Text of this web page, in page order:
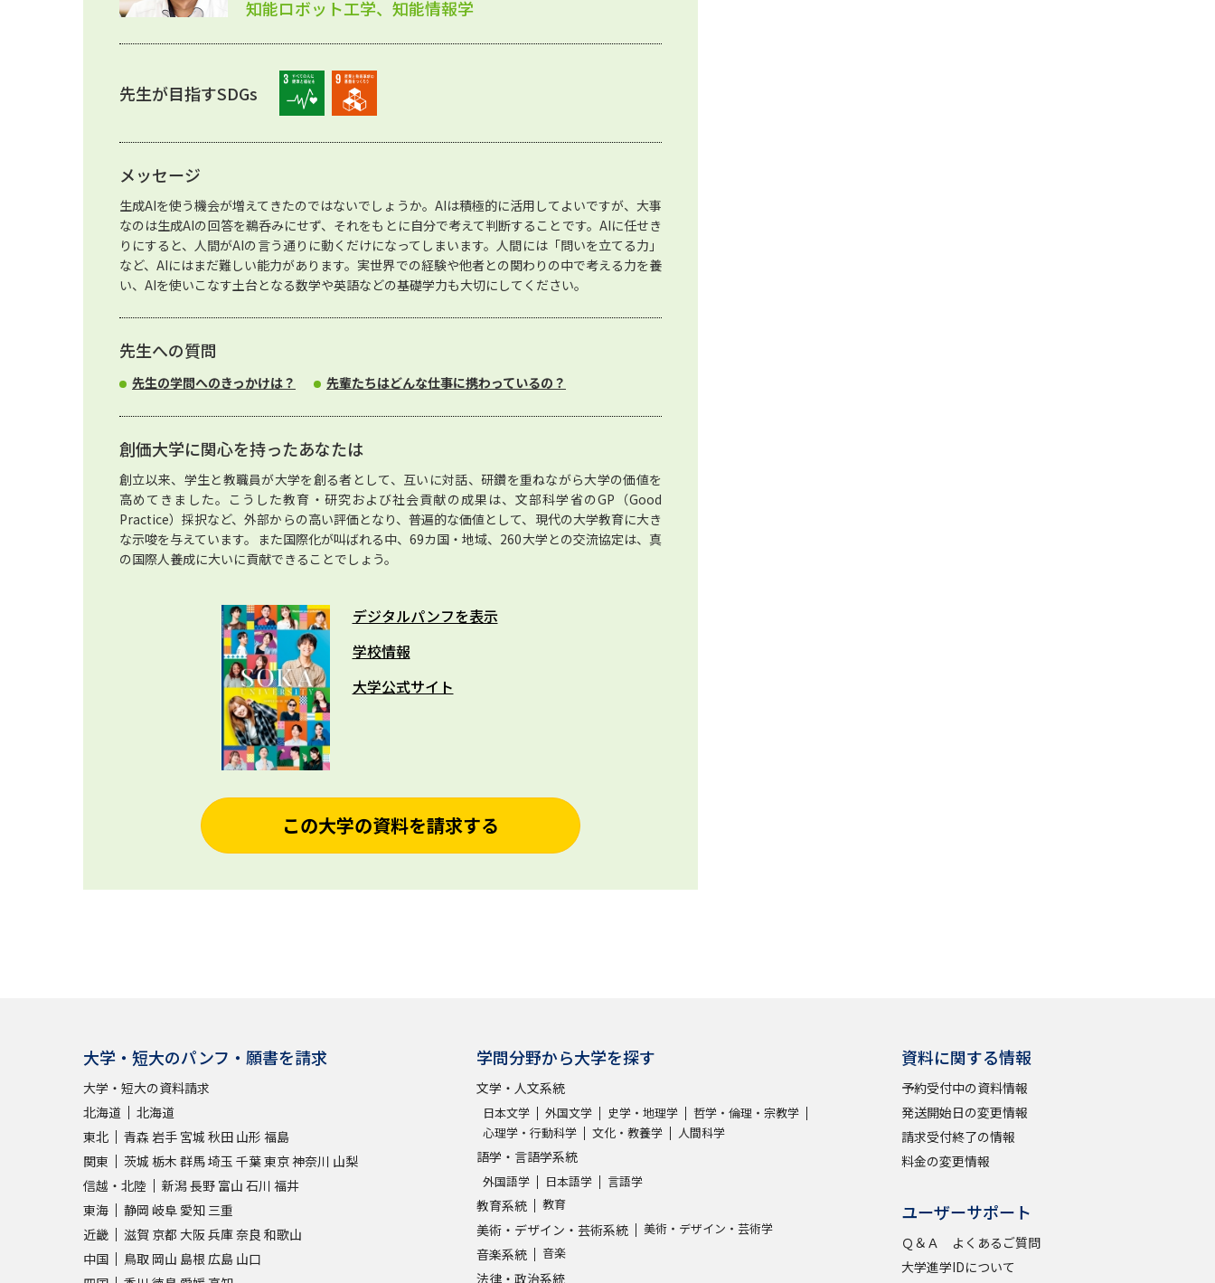
知能ロボット工学、知能情報学
先生が目指すSDGs
メッセージ
生成AIを使う機会が増えてきたのではないでしょうか。AIは積極的に活用してよいですが、大事
なのは生成AIの回答を鵜呑みにせず、それをもとに自分で考えて判断することです。AIに任せき
りにすると、人間がAIの言う通りに動くだけになってしまいます。人間には「問いを立てる力」
など、AIにはまだ難しい能力があります。実世界での経験や他者との関わりの中で考える力を養
い、AIを使いこなす土台となる数学や英語などの基礎学力も大切にしてください。
先生への質問
先生の学問へのきっかけは？ 先輩たちはどんな仕事に携わっているの？
創価大学に関心を持ったあなたは
創立以来、学生と教職員が大学を創る者として、互いに対話、研鑽を重ねながら大学の価値を
高めてきました。こうした教育・研究および社会貢献の成果は、文部科学省のGP（Good
Practice）採択など、外部からの高い評価となり、普遍的な価値として、現代の大学教育に大き
な示唆を与えています。また国際化が叫ばれる中、69カ国・地域、260大学との交流協定は、真
の国際人養成に大いに貢献できることでしょう。
デジタルパンフを表示
学校情報
大学公式サイト
この大学の資料を請求する
大学・短大のパンフ・願書を請求
大学・短大の資料請求
北海道
北海道
東北
青森 岩手 宮城 秋田 山形 福島
関東
茨城 栃木 群馬埼玉 千葉東京神奈川 山梨
信越・北陸
新潟長野 富山 石川 福井
東海
静岡 岐阜 愛知 三重
近畿
滋賀 京都 大阪兵庫奈良 和歌山
中国
鳥取 岡山 島根 広島 山口
学問分野から大学を探す
文学・人文系統
日本文学 外国文学 史学・地理学
哲学・倫理・宗教学
心理学・行動科学
文化・教養学 人間科学
語学・言語学系統
外国語学 日本語学 言語学
教育系統 教育
美術・デザイン・芸術系統 美術・デザイン・芸術学
音楽系統 音楽
法律・政治系統
資料に関する情報
予約受付中の資料情報
発送開始日の変更情報
請求受付終了の情報
料金の変更情報
ユーザーサポート
Ｑ＆Ａ よくあるご質問
大学進学IDについて